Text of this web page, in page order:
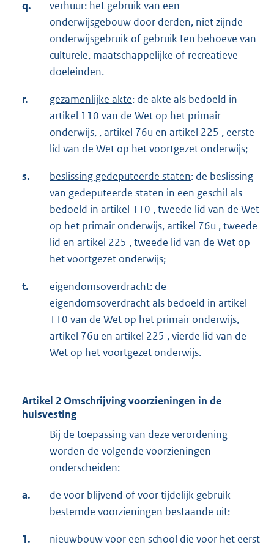
q. verhuur: het gebruik van een
onderwijsgebouw door derden, niet zijnde
onderwijsgebruik of gebruik ten behoeve van
culturele, maatschappelijke of recreatieve
doeleinden.
r. gezamenlijke akte: de akte als bedoeld in
artikel 110 van de Wet op het primair
onderwijs, , artikel 76u en artikel 225 , eerste
lid van de Wet op het voortgezet onderwijs;
s. beslissing gedeputeerde staten: de beslissing
van gedeputeerde staten in een geschil als
bedoeld in artikel 110 , tweede lid van de Wet
op het primair onderwijs, artikel 76u , tweede
lid en artikel 225 , tweede lid van de Wet op
het voortgezet onderwijs;
t. eigendomsoverdracht: de
eigendomsoverdracht als bedoeld in artikel
110 van de Wet op het primair onderwijs,
artikel 76u en artikel 225 , vierde lid van de
Wet op het voortgezet onderwijs.
Artikel 2 Omschrijving voorzieningen in de
huisvesting
Bij de toepassing van deze verordening
worden de volgende voorzieningen
onderscheiden:
a.
de voor blijvend of voor tijdelijk gebruik
bestemde voorzieningen bestaande uit:
1.
nieuwbouw voor een school die voor het eerst